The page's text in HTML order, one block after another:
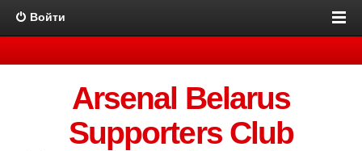
Войти
Arsenal Belarus
Supporters Club